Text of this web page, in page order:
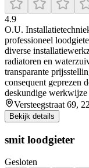
4.9
O.U.
professioneel
diverse
radiatoren en
transparante
consequent geprezen
deskundige
Versteegstraat 69,
Bekijk details
smit loodgieter
Gesloten